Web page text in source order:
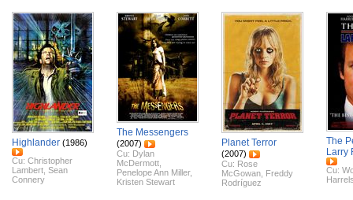
Highlander (1986)
Cu: Christopher
Lambert Sean
Connery
The Messengers
(2007)
Cu: Dylan
McDermott
Penelope Ann Miller,
Kristen Stewart
Planet Terror
(2007)
Cu: Rose
McGowan Freddy
Rodríguez
The
Larry
Cu: